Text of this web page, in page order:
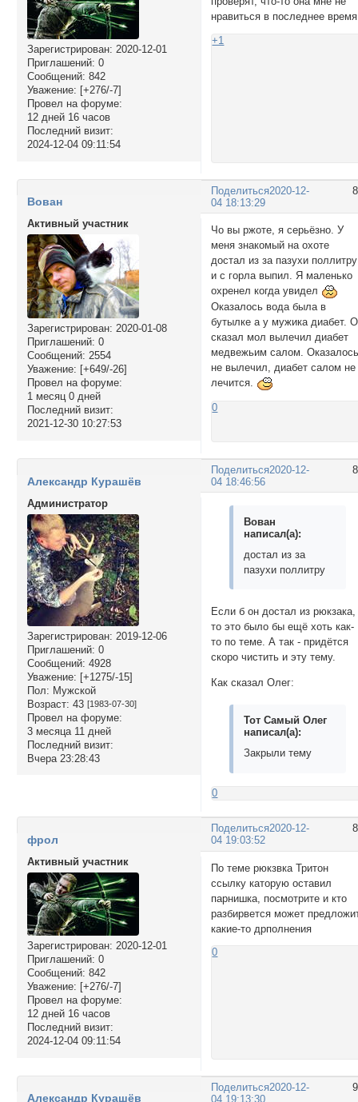
Зарегистрирован: 2020-12-01
Приглашений: 0
Сообщений: 842
Уважение: [+276/-7]
Провел на форуме:
12 дней 16 часов
Последний визит:
2024-12-04 09:11:54
нравиться в последнее время
+1
Поделиться2020-12-
04 18:13:29
Вован
Активный участник
Зарегистрирован: 2020-01-08
Приглашений: 0
Сообщений: 2554
Уважение: [+649/-26]
Провел на форуме:
1 месяц 0 дней
Последний визит:
2021-12-30 10:27:53
Чо вы ржоте, я серьёзно. У
меня знакомый на охоте
достал из за пазухи поллитру
и с горла выпил. Я маленько
охренел когда увидел
Оказалось вода была в
бутылке а у мужика диабет.
сказал мол вылечил диабет
медвежьим салом.
не вылечил, диабет салом не
лечится.
0
Поделиться2020-12-
04 18:46:56
Александр Курашёв
Администратор
Зарегистрирован: 2019-12-06
Приглашений: 0
Сообщений: 4928
Уважение: [+1275/-15]
Пол: Мужской
Возраст: 43 [1983-07-30]
Провел на форуме:
3 месяца 11 дней
Последний визит:
Вчера 23:28:43
Вован
написал(а):
достал из за
пазухи поллитру
Если б он достал из рюкзака,
то это было бы ещё хоть как-
то по теме. А так - придётся
скоро чистить и эту тему.
Как сказал Олег:
Тот Самый Олег
написал(а):
Закрыли тему
0
Поделиться2020-12-
04 19:03:52
фрол
Активный участник
Зарегистрирован: 2020-12-01
Приглашений: 0
Сообщений: 842
Уважение: [+276/-7]
Провел на форуме:
12 дней 16 часов
Последний визит:
2024-12-04 09:11:54
По теме рюкзвка Тритон
ссылку каторую оставил
парнишка, посмотрите и кто
разбирвется может
какие-то дрполнения
0
Поделиться2020-12-
04 19:13:30
Александр Курашёв